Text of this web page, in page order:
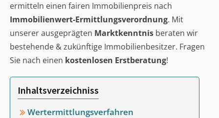
ermitteln einen fairen Immobilienpreis nach
Immobilienwert-Ermittlungsverordnung. Mit
unserer ausgeprägten Marktkenntnis beraten wir
bestehende & zukünftige Immobilienbesitzer. Fragen
Sie nach einen kostenlosen Erstberatung!
Inhaltsverzeichniss
Wertermittlungsverfahren